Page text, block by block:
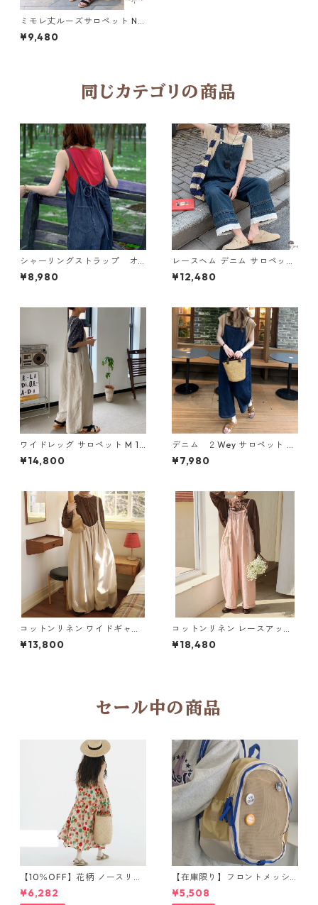
ミモレ丈ルーズサロペット N 1
0868
¥9,480
同じカテゴリの商品
シャーリングストラップ オ
ーバーオール N CP021
¥8,980
レースヘム デニム サロペット
M 11190
¥12,480
ワイドレッグ サロペット M 12
-007
¥14,800
デニム ２Wey サロペット N
CP015
¥7,980
コットンリネン ワイドギャザ
ーサロペット Y 260064
¥13,800
コットンリネン レースアップ
サロペット Y 260063
¥18,480
セール中の商品
【10％OFF】花柄 ノースリー
ブワンピース 10768
¥6,282
【在庫限り】フロントメッシ
ュ バックパック M 2col 11170
¥5,508